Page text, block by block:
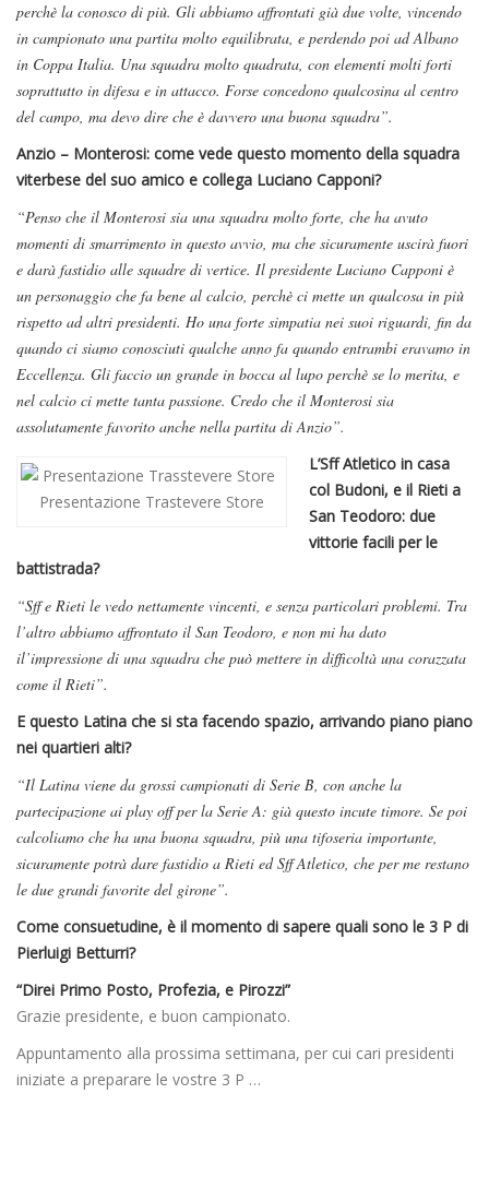
perchè la conosco di più. Gli abbiamo affrontati già due volte, vincendo
in campionato una partita molto equilibrata, e perdendo poi ad Albano
in Coppa Italia. Una squadra molto quadrata, con elementi molti forti
soprattutto in difesa e in attacco. Forse concedono qualcosina al centro
del campo, ma devo dire che è davvero una buona squadra”.
Anzio – Monterosi: come vede questo momento della squadra
viterbese del suo amico e collega Luciano Capponi?
“Penso che il Monterosi sia una squadra molto forte, che ha avuto
momenti di smarrimento in questo avvio, ma che sicuramente uscirà fuori
e darà fastidio alle squadre di vertice. Il presidente Luciano Capponi è
un personaggio che fa bene al calcio, perchè ci mette un qualcosa in più
rispetto ad altri presidenti. Ho una forte simpatia nei suoi riguardi, fin da
quando ci siamo conosciuti qualche anno fa quando entrambi eravamo in
Eccellenza. Gli faccio un grande in bocca al lupo perchè se lo merita, e
nel calcio ci mette tanta passione. Credo che il Monterosi sia
assolutamente favorito anche nella partita di Anzio”.
Presentazione Trastevere Store
L’Sff Atletico in casa
col Budoni, e il Rieti a
San Teodoro: due
vittorie facili per le
battistrada?
“Sff e Rieti le vedo nettamente vincenti, e senza particolari problemi. Tra
l’altro abbiamo affrontato il San Teodoro, e non mi ha dato
il’impressione di una squadra che può mettere in difficoltà una corazzata
come il Rieti”.
E questo Latina che si sta facendo spazio, arrivando piano piano
nei quartieri alti?
“Il Latina viene da grossi campionati di Serie B, con anche la
partecipazione ai play off per la Serie A: già questo incute timore. Se poi
calcoliamo che ha una buona squadra, più una tifoseria importante,
sicuramente potrà dare fastidio a Rieti ed Sff Atletico, che per me restano
le due grandi favorite del girone”.
Come consuetudine, è il momento di sapere quali sono le 3 P di
Pierluigi Betturri?
“Direi Primo Posto, Profezia, e Pirozzi”
Grazie presidente, e buon campionato.
Appuntamento alla prossima settimana, per cui cari presidenti
iniziate a preparare le vostre 3 P …